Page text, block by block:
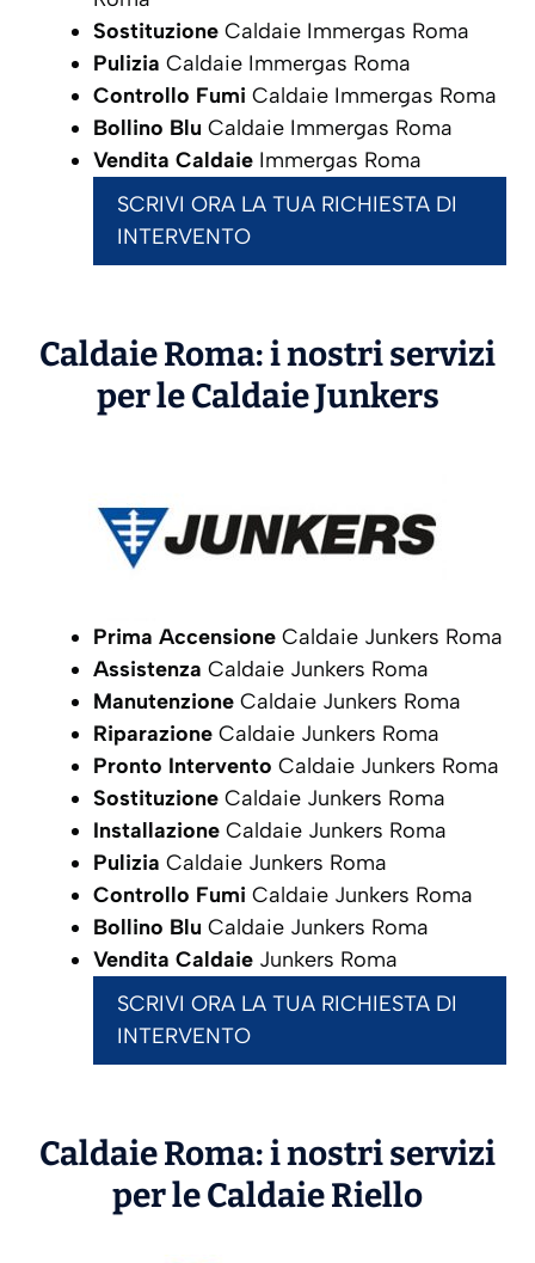
Sostituzione Caldaie Immergas Roma
Pulizia Caldaie Immergas Roma
Controllo Fumi Caldaie Immergas Roma
Bollino Blu Caldaie Immergas Roma
Vendita Caldaie Immergas Roma
SCRIVI ORA LA TUA RICHIESTA DI
INTERVENTO
Caldaie Roma: i nostri servizi
per le CaldaieJunkers
Prima Accensione Caldaie Junkers Roma
Assistenza Caldaie Junkers Roma
Manutenzione Caldaie Junkers Roma
Riparazione Caldaie Junkers Roma
Pronto Intervento Caldaie Junkers Roma
Sostituzione Caldaie Junkers Roma
Installazione Caldaie Junkers Roma
Pulizia Caldaie Junkers Roma
Controllo Fumi Caldaie Junkers Roma
Bollino Blu Caldaie Junkers Roma
Vendita Caldaie Junkers Roma
SCRIVI ORA LA TUA RICHIESTA DI
INTERVENTO
Caldaie Roma: i nostri servizi
per le CaldaieRiello